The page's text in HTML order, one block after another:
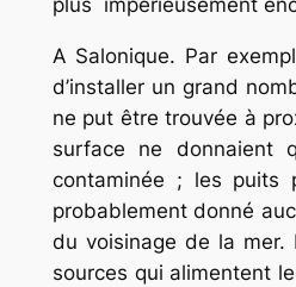
plus impérieusement
A Salonique. Par
d’installer un grand
ne put être trouvée à
surface ne donnaient
contaminée ; les puits
probablement donné
du voisinage de la mer.
sources qui alimentent